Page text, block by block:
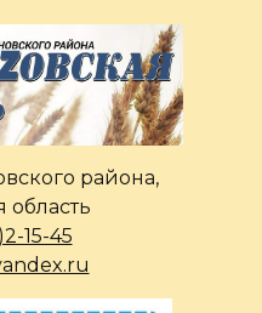
района,
область
15-45